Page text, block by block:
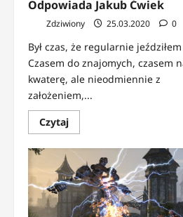
Odpowiada Jakub Ćwiek
Zdziwiony 25.03.2020 0
Był czas, że regularnie
Czasem do znajomych, czasem
kwaterę, ale nieodmiennie z
założeniem,...
CzytajDowiedz
się
o
Dlaczego
warto
czytać?
Odpowiada
Jakub
Ćwiek